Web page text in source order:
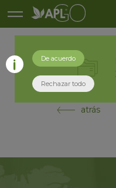
atrás
De acuerdo
Rechazar todo